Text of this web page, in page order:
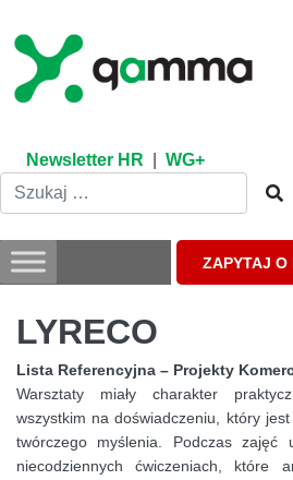
content
Newsletter HR WG+
ZAPYTAJ O
LYRECO
Lista Referencyjna – Projekty
Warsztaty miały charakter
wszystkim na doświadczeniu, który
twórczego myślenia. Podczas zajęć
niecodziennych ćwiczeniach, które